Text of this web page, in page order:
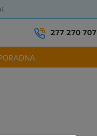
277 270 707